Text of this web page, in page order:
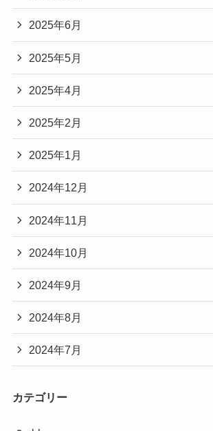
2025年6月
2025年5月
2025年4月
2025年2月
2025年1月
2024年12月
2024年11月
2024年10月
2024年9月
2024年8月
2024年7月
カテゴリー